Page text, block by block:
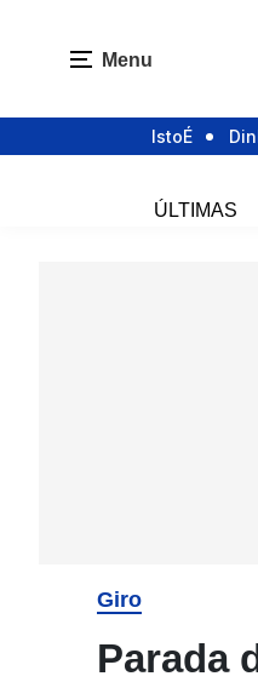
Menu
IstoÉ
ÚLTIMAS
Giro
Parada